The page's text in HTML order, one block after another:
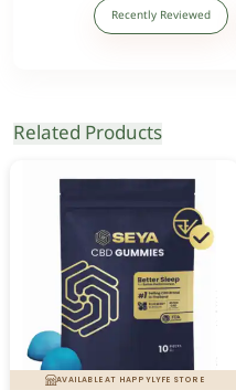
Recently Reviewed
Related Products
AVAILABLE AT HAPPYLYFE STORE